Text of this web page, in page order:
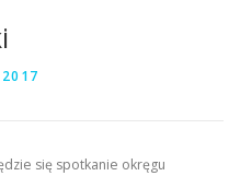
się spotkanie okręgu